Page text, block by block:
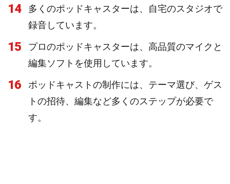
14
多くのポッドキャスターは、自宅のスタジオで
録音しています。
15
プロのポッドキャスターは、高品質のマイクと
編集ソフトを使用しています。
16
ポッドキャストの制作には、テーマ選び、ゲス
トの招待、編集など多くのステップが必要で
す。